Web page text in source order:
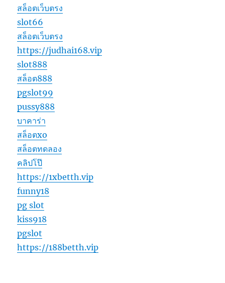
สล็อตเว็บตรง
slot66
สล็อตเว็บตรง
https://judhai168.vip
slot888
สล็อต888
pgslot99
pussy888
บาคาร่า
สล็อตxo
สล็อตทดลอง
คลิปโป๊
https://1xbetth.vip
funny18
pg slot
kiss918
pgslot
https://188betth.vip